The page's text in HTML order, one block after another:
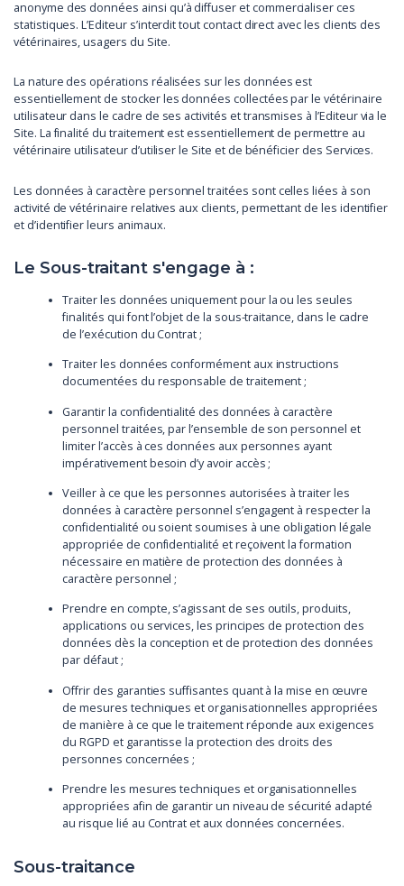
anonyme des données ainsi qu’à diffuser et commercialiser ces
statistiques. L’Editeur s’interdit tout contact direct avec les clients des
vétérinaires, usagers du Site.
La nature des opérations réalisées sur les données est
essentiellement de stocker les données collectées par le vétérinaire
utilisateur dans le cadre de ses activités et transmises à l’Editeur via le
Site. La finalité du traitement est essentiellement de permettre au
vétérinaire utilisateur d’utiliser le Site et de bénéficier des Services.
Les données à caractère personnel traitées sont celles liées à son
activité de vétérinaire relatives aux clients, permettant de les identifier
et d’identifier leurs animaux.
Le Sous-traitant s'engage à :
Traiter les données uniquement pour la ou les seules
finalités qui font l’objet de la sous-traitance, dans le cadre
de l’exécution du Contrat ;
Traiter les données conformément aux instructions
documentées du responsable de traitement ;
Garantir la confidentialité des données à caractère
personnel traitées, par l’ensemble de son personnel et
limiter l’accès à ces données aux personnes ayant
impérativement besoin d’y avoir accès ;
Veiller à ce que les personnes autorisées à traiter les
données à caractère personnel s’engagent à respecter la
confidentialité ou soient soumises à une obligation légale
appropriée de confidentialité et reçoivent la formation
nécessaire en matière de protection des données à
caractère personnel ;
Prendre en compte, s’agissant de ses outils, produits,
applications ou services, les principes de protection des
données dès la conception et de protection des données
par défaut ;
Offrir des garanties suffisantes quant à la mise en œuvre
de mesures techniques et organisationnelles appropriées
de manière à ce que le traitement réponde aux exigences
du RGPD et garantisse la protection des droits des
personnes concernées ;
Prendre les mesures techniques et organisationnelles
appropriées afin de garantir un niveau de sécurité adapté
au risque lié au Contrat et aux données concernées.
Sous-traitance